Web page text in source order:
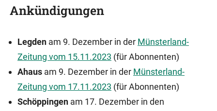
Ankündigungen
Legden am 9. Dezember in der Münsterland-
Zeitung vom 15.11.2023 (für Abonnenten)
Ahaus am 9. Dezember in der Münsterland-
Zeitung vom 17.11.2023 (für Abonnenten)
Schöppingen am 17. Dezember in den